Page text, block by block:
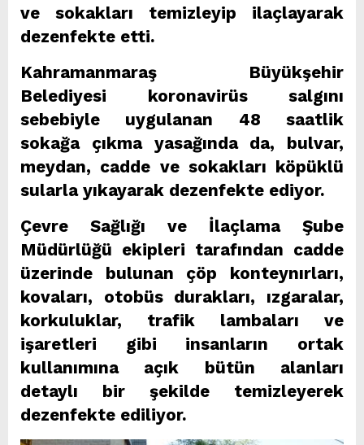
ve sokakları temizleyip ilaçlayarak
dezenfekte etti.
Kahramanmaraş Büyükşehir
Belediyesi koronavirüs salgını
sebebiyle uygulanan 48 saatlik
sokağa çıkma yasağında da, bulvar,
meydan, cadde ve sokakları köpüklü
sularla yıkayarak dezenfekte ediyor.
Çevre Sağlığı ve İlaçlama Şube
Müdürlüğü ekipleri tarafından cadde
üzerinde bulunan çöp konteynırları,
kovaları, otobüs durakları, ızgaralar,
korkuluklar, trafik lambaları ve
işaretleri gibi insanların ortak
kullanımına açık bütün alanları
detaylı bir şekilde temizleyerek
dezenfekte ediliyor.